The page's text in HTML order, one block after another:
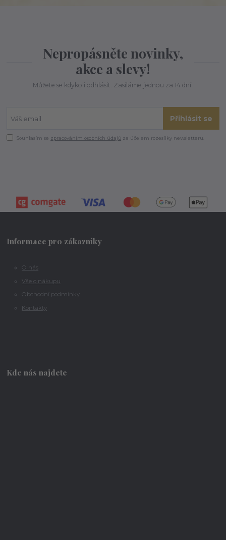
Nepropásněte novinky,
akce a slevy!
Můžete se kdykoli odhlásit. Zasíláme jednou za 14 dní.
Přihlásit se
Souhlasím se zpracováním osobních údajů za účelem rozesílky newsletteru.
Informace pro zákazníky
O nás
Vše o nákupu
Obchodní podmínky
Kontakty
Kde nás najdete